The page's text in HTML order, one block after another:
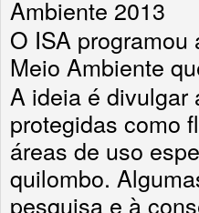
O ISA
Meio Ambiente
A ideia é divulgar
protegidas como
áreas de uso
quilombo.
pesquisa e à